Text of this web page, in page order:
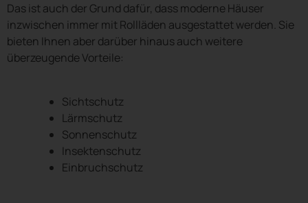
Das ist auch der Grund dafür, dass moderne Häuser
inzwischen immer mit Rollläden ausgestattet werden. Sie
bieten Ihnen aber darüber hinaus auch weitere
überzeugende Vorteile:
Sichtschutz
Lärmschutz
Sonnenschutz
Insektenschutz
Einbruchschutz